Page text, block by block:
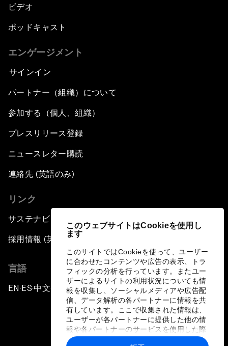
このウェブサイトはCookieを使用し
ます
このサイトではCookieを使って、ユーザー
に合わせたコンテンツや広告の表示、トラ
フィックの分析を行っています。またユー
ザーによるサイトの利用状況についても情
報を収集し、ソーシャルメディアや広告配
信、データ解析の各パートナーに情報を共
有しています。ここで収集された情報は、
ユーザーが各パートナーに提供した他の情
報や各パートナーのサービスを使用した際
に収集された情報と組み合わされ、各パー
ビデオ
ポッドキャスト
エンゲージメント
サインイン
パートナー（組織）について
参加する（個人、組織）
プレスリリース登録
ニュースレター購読
連絡先 (英語のみ)
リンク
サステナビリティへの取り組み
採用情報 (英語のみ)
言語
EN ▪ES▪中文▪ 日本語